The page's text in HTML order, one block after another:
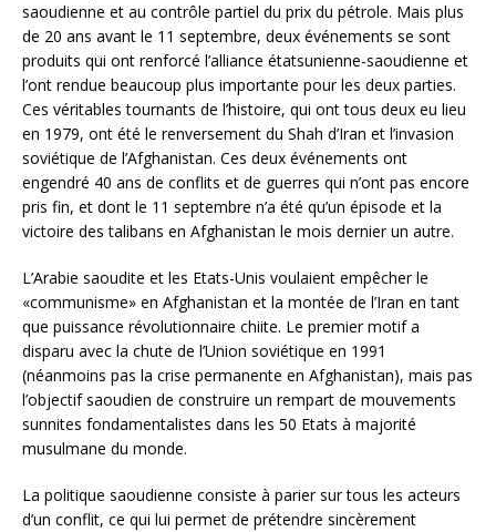
saoudienne et au contrôle partiel du prix du pétrole. Mais plus
de 20 ans avant le 11 septembre, deux événements se sont
produits qui ont renforcé l’alliance étatsunienne-saoudienne et
l’ont rendue beaucoup plus importante pour les deux parties.
Ces véritables tournants de l’histoire, qui ont tous deux eu lieu
en 1979, ont été le renversement du Shah d’Iran et l’invasion
soviétique de l’Afghanistan. Ces deux événements ont
engendré 40 ans de conflits et de guerres qui n’ont pas encore
pris fin, et dont le 11 septembre n’a été qu’un épisode et la
victoire des talibans en Afghanistan le mois dernier un autre.
L’Arabie saoudite et les Etats-Unis voulaient empêcher le
«communisme» en Afghanistan et la montée de l’Iran en tant
que puissance révolutionnaire chiite. Le premier motif a
disparu avec la chute de l’Union soviétique en 1991
(néanmoins pas la crise permanente en Afghanistan), mais pas
l’objectif saoudien de construire un rempart de mouvements
sunnites fondamentalistes dans les 50 Etats à majorité
musulmane du monde.
La politique saoudienne consiste à parier sur tous les acteurs
d’un conflit, ce qui lui permet de prétendre sincèrement